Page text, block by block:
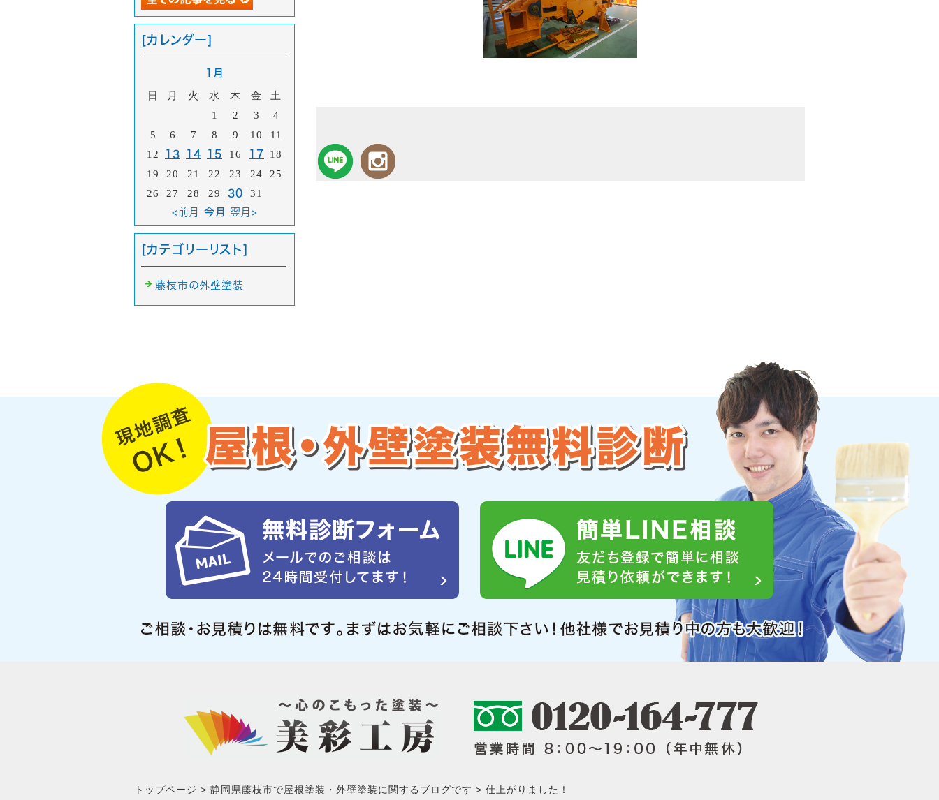
[カレンダー]
1月
日 月 火 水 木 金
土
1
2 3
4
5
6 7 8 9 10
11
12
13 14 15 16 17
18
19
20 21 22 23 24
25
26
27 28 29 30 31
<前月 今月 翌月>
[カテゴリーリスト]
藤枝市の外壁塗装
トップページ 静岡県藤枝市で屋根塗装・外壁塗装に関するブログです 仕上がりました！